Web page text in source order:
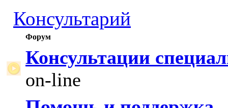
Консультарий
Форум
Консультации
on-line